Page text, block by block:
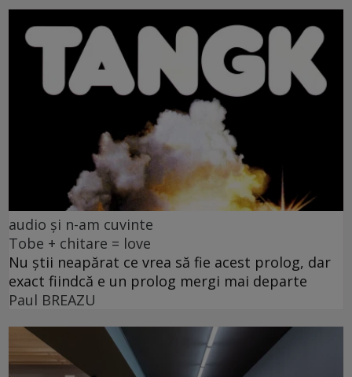
audio și n-am cuvinte
Tobe + chitare = love
Nu știi neapărat ce vrea să fie acest prolog, dar
exact fiindcă e un prolog mergi mai departe
Paul BREAZU